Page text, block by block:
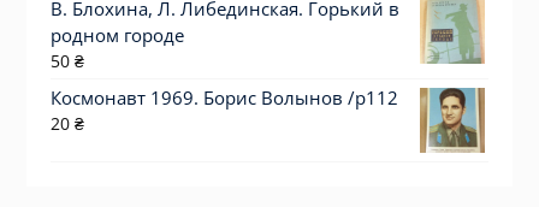
В. Блохина, Л. Либединская. Горький в
родном городе
50 ₴
Космонавт 1969. Борис Волынов /p112
20 ₴